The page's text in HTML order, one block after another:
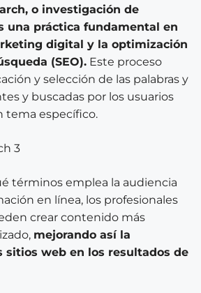
o investigación de
una práctica fundamental en
digital y la optimización
(SEO). Este proceso
y selección de las palabras y
y buscadas por los usuarios
tema específico.
términos emplea la audiencia
en línea, los profesionales
crear contenido más
mejorando así la
sitios web en los resultados de